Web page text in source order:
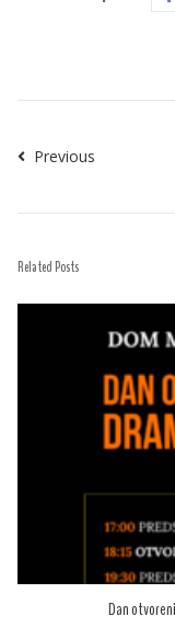
Previous
Related Posts
Dan